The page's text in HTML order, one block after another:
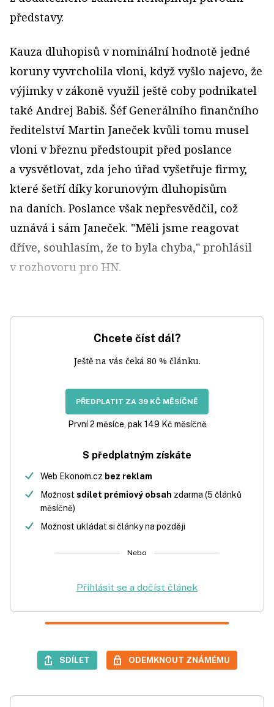
představy.
Kauza dluhopisů v nominální hodnotě jedné
koruny vyvrcholila vloni, když vyšlo najevo, že
výjimky v zákoně využil ještě coby podnikatel
také Andrej Babiš. Šéf Generálního finančního
ředitelství Martin Janeček kvůli tomu musel
vloni v březnu předstoupit před poslance
a vysvětlovat, zda jeho úřad vyšetřuje firmy,
které šetří díky korunovým dluhopisům
na daních. Poslance však nepřesvědčil, což
uznává i sám Janeček. "Měli jsme reagovat
dříve, souhlasím, že to byla chyba," prohlásil
v rozhovoru pro HN.
Chcete číst dál?
Ještě na vás čeká 80 % článku.
PŘEDPLATIT ZA 39 KČ MĚSÍČNĚ
První 2 měsíce, pak 149 Kč měsíčně
S předplatným získáte
Web Ekonom.cz bez reklam
Možnost sdílet prémiový obsah zdarma (5 článků
měsíčně)
Možnost ukládat si články na později
Nebo
Přihlásit se a dočíst článek
SDÍLET ODEMKNOUT ZNÁMÉMU